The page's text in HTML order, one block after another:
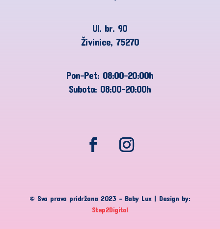
Ul. br. 90
Živinice, 75270
Pon-Pet: 08:00-20:00h
Subota: 08:00-20:00h
© Sva prava pridržana 2023 – Baby Lux | Design by:
Step2Digital